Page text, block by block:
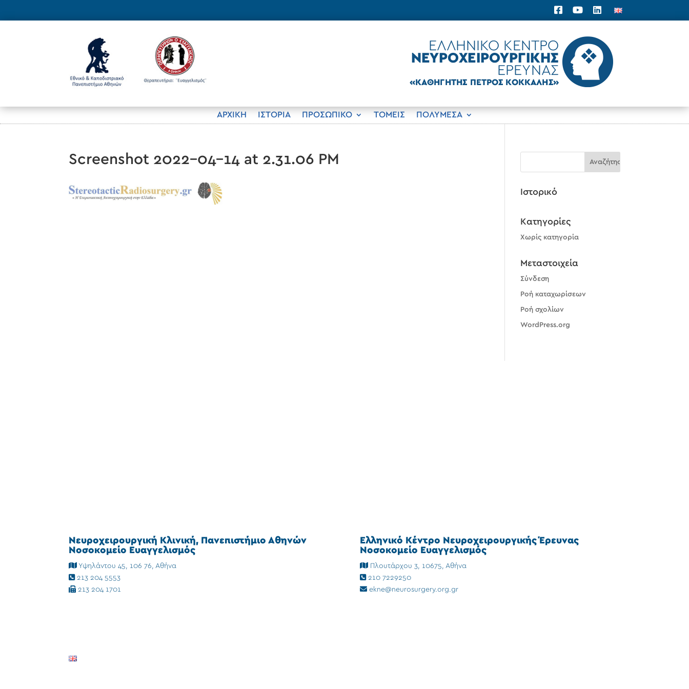
ΑΡΧΙΚΗ ΙΣΤΟΡΊΑ ΠΡΟΣΩΠΙΚΟ ΤΟΜΕΊΣ ΠΟΛΥΜΈΣΑ
Screenshot 2022-04-14 at 2.31.06 PM
Ιστορικό
Kατηγορίες
Χωρίς κατηγορία
Μεταστοιχεία
Σύνδεση
Ροή καταχωρίσεων
Ροή σχολίων
WordPress.org
Νευροχειρουργική Κλινική, Πανεπιστήμιο Αθηνών
Νοσοκομείο Ευαγγελισμός
Υψηλάντου 45, 106 76, Αθήνα
213 204 5553
213 204 1701
Ελληνικό Κέντρο Νευροχειρουργικής Έρευνας
Νοσοκομείο Ευαγγελισμός
Πλουτάρχου 3, 10675, Αθήνα
210 7229250
ekne@neurosurgery.org.gr